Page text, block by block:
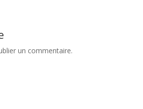
un commentaire.